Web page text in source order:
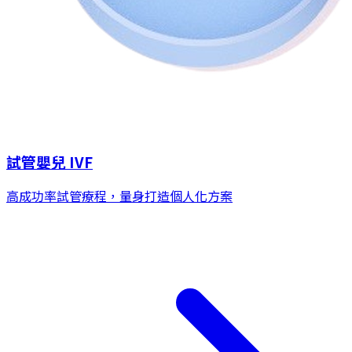
試管嬰兒 IVF
高成功率試管療程，量身打造個人化方案